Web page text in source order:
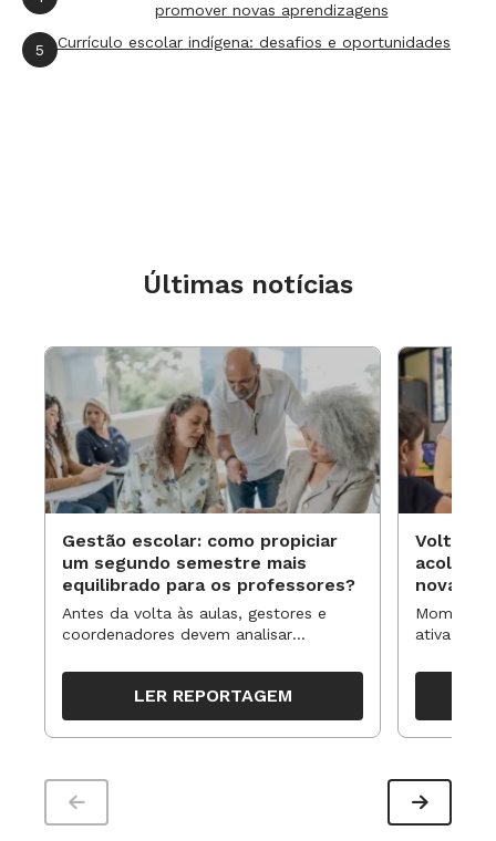
promover novas aprendizagens
5 Currículo escolar indígena: desafios e oportunidades
Últimas notícias
Gestão escolar: como propiciar
um segundo semestre mais
equilibrado para os professores?
Antes da volta às aulas, gestores e
coordenadores devem analisar
organizar ações para orientar o
trabalho pedagógico ao longo do
período
LER REPORTAGEM
Volta às
novas
ativa
propostas